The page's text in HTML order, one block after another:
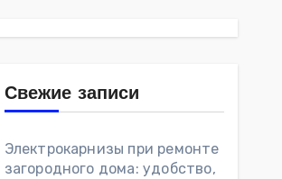
Свежие записи
Электрокарнизы при ремонте
загородного дома: удобство,